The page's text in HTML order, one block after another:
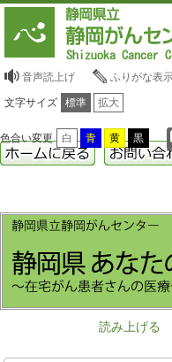
音声読上げ ふりがな表
文字サイズ 標準 拡大
色合い変更 白 青 黄 黒
読み上げる